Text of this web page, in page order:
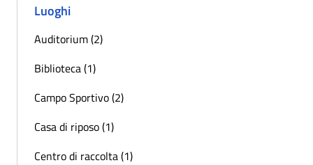
Luoghi
Auditorium (2)
Biblioteca (1)
Campo Sportivo (2)
Casa di riposo (1)
Centro di raccolta (1)